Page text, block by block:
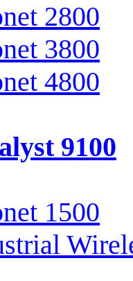
2800
3800
4800
9100
1500